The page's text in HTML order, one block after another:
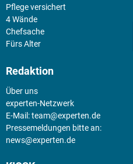
Pflege versichert
4 Wände
Chefsache
Fürs Alter
Redaktion
Über uns
experten-Netzwerk
E-Mail:team@experten.de
Pressemeldungen bitte an:
news@experten.de